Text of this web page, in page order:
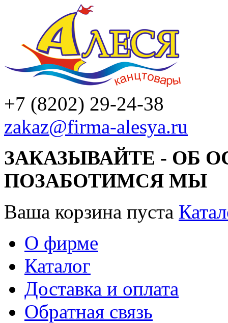
+7 (8202) 29-24-38
zakaz@firma-alesya.ru
ЗАКАЗЫВАЙТЕ - ОБ
ПОЗАБОТИМСЯ МЫ
Ваша корзина пуста
О фирме
Каталог
Доставка и оплата
Обратная связь